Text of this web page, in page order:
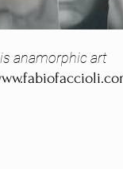
anamorphic art